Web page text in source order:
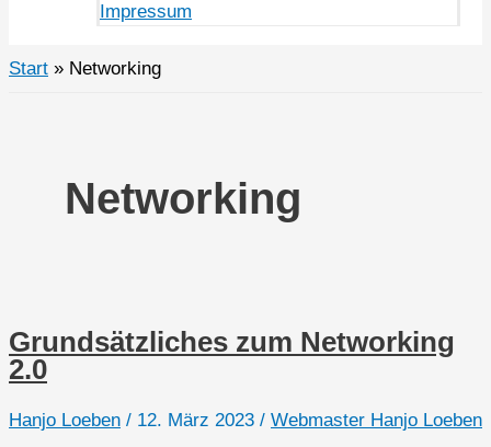
Impressum
Start Networking
Networking
Grundsätzliches zum Networking
2.0
Hanjo Loeben / 12. März 2023 / Webmaster Hanjo Loeben